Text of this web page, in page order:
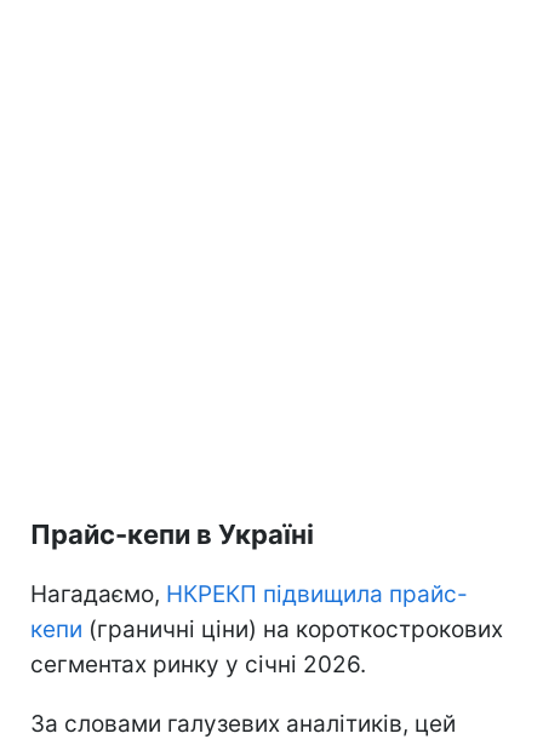
Прайс-кепи в Україні
Нагадаємо, НКРЕКП підвищила прайс-
кепи (граничні ціни) на короткострокових
сегментах ринку у січні 2026.
За словами галузевих аналітиків, цей